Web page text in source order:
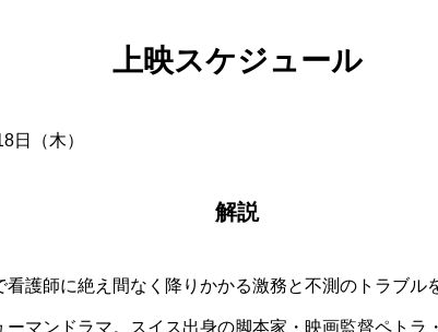
上映スケジュール
日（木）
解説
看護師に絶え間なく降りかかる激務と不測のトラブル
ーマンドラマ。スイス出身の脚本家・映画監督ペトラ